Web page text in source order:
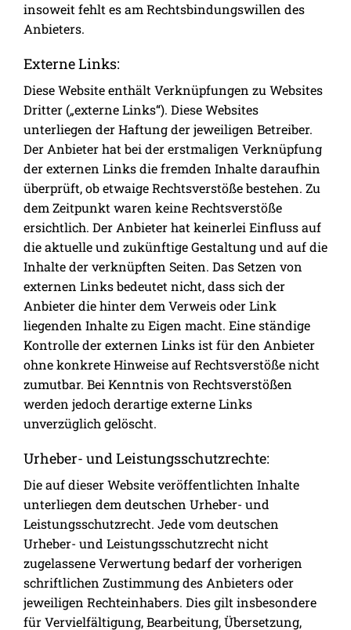
insoweit fehlt es am Rechtsbindungswillen des
Anbieters.
Externe Links:
Diese Website enthält Verknüpfungen zu Websites
Dritter („externe Links“). Diese Websites
unterliegen der Haftung der jeweiligen Betreiber.
Der Anbieter hat bei der erstmaligen Verknüpfung
der externen Links die fremden Inhalte daraufhin
überprüft, ob etwaige Rechtsverstöße bestehen. Zu
dem Zeitpunkt waren keine Rechtsverstöße
ersichtlich. Der Anbieter hat keinerlei Einfluss auf
die aktuelle und zukünftige Gestaltung und auf die
Inhalte der verknüpften Seiten. Das Setzen von
externen Links bedeutet nicht, dass sich der
Anbieter die hinter dem Verweis oder Link
liegenden Inhalte zu Eigen macht. Eine ständige
Kontrolle der externen Links ist für den Anbieter
ohne konkrete Hinweise auf Rechtsverstöße nicht
zumutbar. Bei Kenntnis von Rechtsverstößen
werden jedoch derartige externe Links
unverzüglich gelöscht.
Urheber- und Leistungsschutzrechte:
Die auf dieser Website veröffentlichten Inhalte
unterliegen dem deutschen Urheber- und
Leistungsschutzrecht. Jede vom deutschen
Urheber- und Leistungsschutzrecht nicht
zugelassene Verwertung bedarf der vorherigen
schriftlichen Zustimmung des Anbieters oder
jeweiligen Rechteinhabers. Dies gilt insbesondere
für Vervielfältigung, Bearbeitung, Übersetzung,